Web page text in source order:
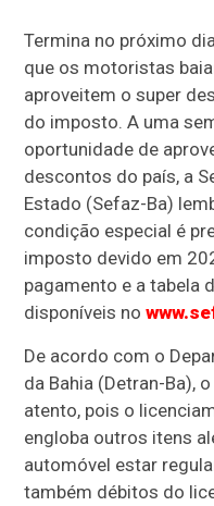
Termina no próximo
que os motoristas
aproveitem o super
do imposto. A uma
oportunidade de
descontos do país, a
Estado (Sefaz-Ba)
condição especial é
imposto devido em
pagamento e a tabela
disponíveis no
De acordo com o
da Bahia (Detran-Ba),
atento, pois o
engloba outros itens
automóvel estar
também débitos do